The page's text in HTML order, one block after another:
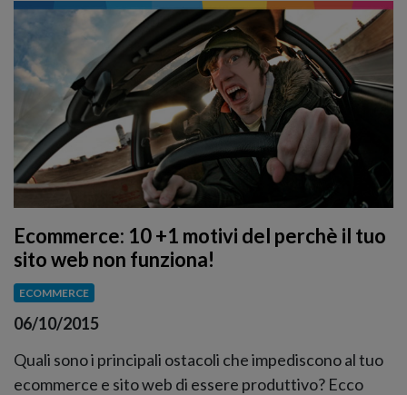
Ecommerce: 10 +1 motivi del perchè il tuo
sito web non funziona!
ECOMMERCE
06/10/2015
Quali sono i principali ostacoli che impediscono al tuo
ecommerce e sito web di essere produttivo? Ecco